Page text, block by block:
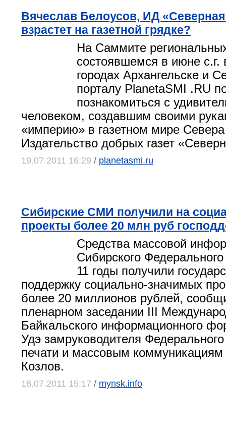
Вячеслав Белоусов, ИД
взрастет на газетной грядке?
На Саммите
состоявшемся в июне с.г.
городах Архангельске и
порталу PlanetaSMI .RU
познакомиться с
человеком, создавшим своими
«империю» в газетном мире
Издательство добрых газет
19.07.2011 16:29 / planetasmi.ru
Сибирские СМИ получили на
проекты более 20 млн руб
Средства массовой
Сибирского Федерального
11 годы получили
поддержку социально-значимых
более 20 миллионов рублей,
пленарном заседании III
Байкальского информационного
Удэ замруководителя Федерального
печати и массовым
Козлов.
18.07.2011 15:17 / mynsk.info